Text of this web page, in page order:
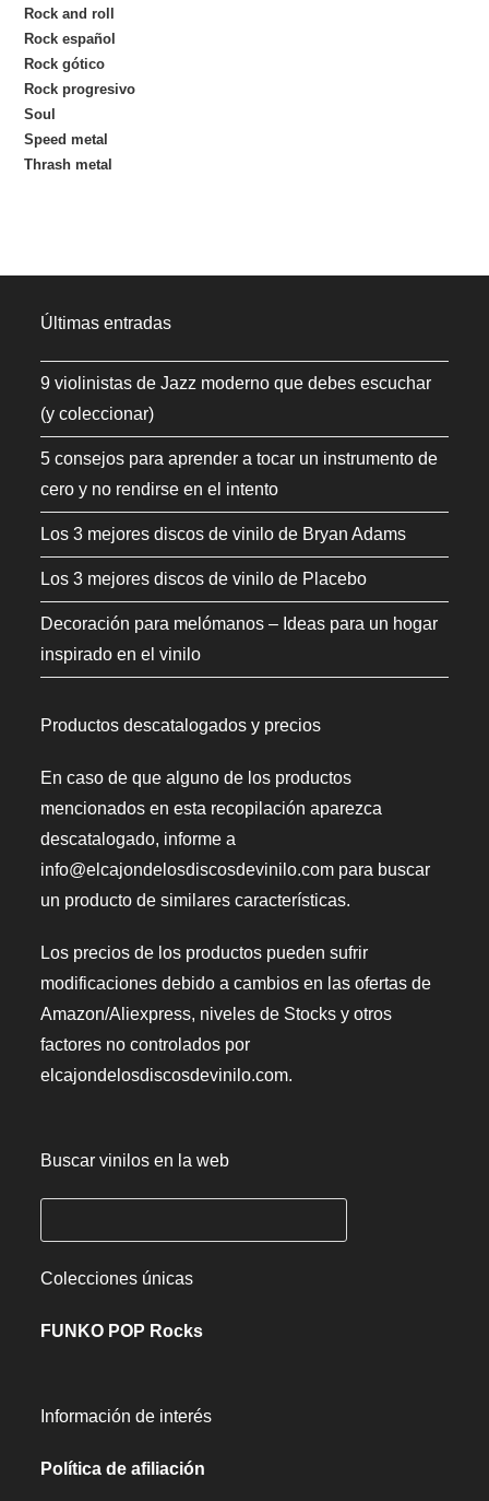
Rock and roll
Rock español
Rock gótico
Rock progresivo
Soul
Speed metal
Thrash metal
Últimas entradas
9 violinistas de Jazz moderno que debes escuchar
(y coleccionar)
5 consejos para aprender a tocar un instrumento de
cero y no rendirse en el intento
Los 3 mejores discos de vinilo de Bryan Adams
Los 3 mejores discos de vinilo de Placebo
Decoración para melómanos – Ideas para un hogar
inspirado en el vinilo
Productos descatalogados y precios
En caso de que alguno de los productos
mencionados en esta recopilación aparezca
descatalogado, informe a
info@elcajondelosdiscosdevinilo.com para buscar
un producto de similares características.
Los precios de los productos pueden sufrir
modificaciones debido a cambios en las ofertas de
Amazon/Aliexpress, niveles de Stocks y otros
factores no controlados por
elcajondelosdiscosdevinilo.com.
Buscar vinilos en la web
Colecciones únicas
FUNKO POP Rocks
Información de interés
Política de afiliación